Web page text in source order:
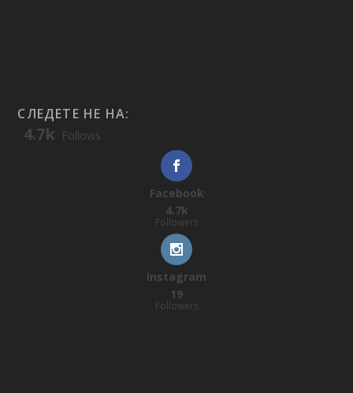
СЛЕДЕТЕ НЕ НА:
4.7k Follows
Facebook
4.7k
Followers
Instagram
19
Followers